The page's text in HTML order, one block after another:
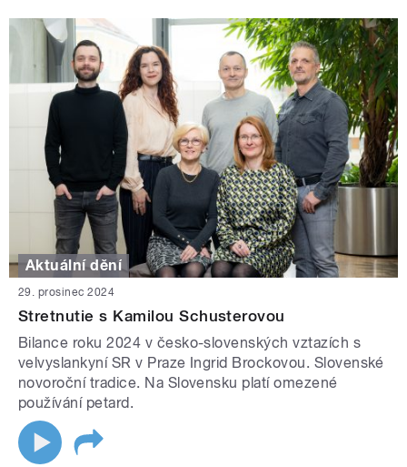
Aktuální dění
29. prosinec 2024
Stretnutie s Kamilou Schusterovou
Bilance roku 2024 v česko-slovenských vztazích s
velvyslankyní SR v Praze Ingrid Brockovou. Slovenské
novoroční tradice. Na Slovensku platí omezené
používání petard.